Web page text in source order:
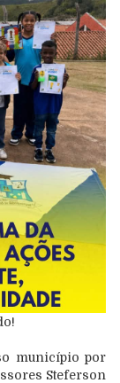
município por
Steferson